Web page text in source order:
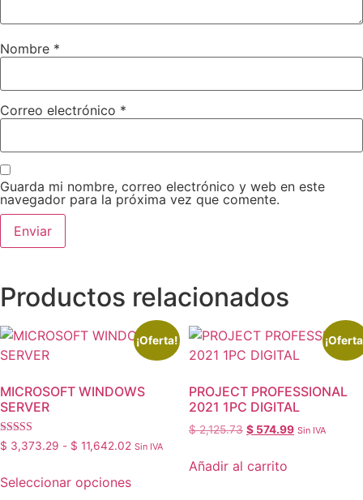
Nombre *
Correo electrónico *
Guarda mi nombre, correo electrónico y web en este
navegador para la próxima vez que comente.
Productos relacionados
¡Oferta!
MICROSOFT WINDOWS
SERVER
Valorado con
5.00
$ 3,373.29 - $ 11,642.02 Sin IVA
Seleccionar opciones
PROJECT PROFESSIONAL
2021 1PC DIGITAL
$2,125.73 $574.99 Sin IVA
Añadir al carrito